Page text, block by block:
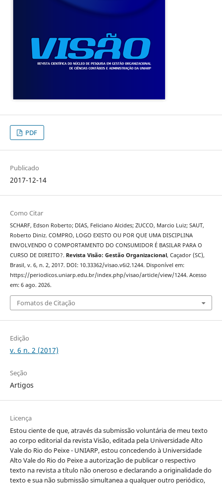
PDF
Publicado
2017-12-14
Como Citar
SCHARF, Edson Roberto; DIAS, Feliciano Alcides; ZUCCO, Marcio Luiz; SAUT,
Roberto Diniz. COMPRO, LOGO EXISTO OU POR QUE UMA DISCIPLINA
ENVOLVENDO O COMPORTAMENTO DO CONSUMIDOR É BASILAR PARA O
CURSO DE DIREITO?. Revista Visão: Gestão Organizacional, Caçador (SC),
Brasil, v. 6, n. 2, 2017. DOI: 10.33362/visao.v6i2.1244. Disponível em:
https://periodicos.uniarp.edu.br/index.php/visao/article/view/1244. Acesso
em: 6 ago. 2026.
Fomatos de Citação
Edição
v. 6 n. 2 (2017)
Seção
Artigos
Licença
Estou ciente de que, através da submissão voluntária de meu texto
ao corpo editorial da revista Visão, editada pela Universidade Alto
Vale do Rio do Peixe - UNIARP, estou concedendo à Universidade
Alto Vale do Rio do Peixe a autorização de publicar o respectivo
texto na revista a título não oneroso e declarando a originalidade do
texto e sua não submissão simultanea a qualquer outro periódico,